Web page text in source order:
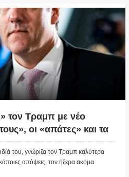
τον Τραμπ με νέο
οι «απάτες» και τα
του, γνώριζα τον Τραμπ καλύτερα
απόψεις, τον ήξερα ακόμα